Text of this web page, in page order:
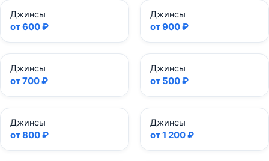
Джинсы
от 600 ₽
Джинсы
от 900 ₽
Джинсы
от 700 ₽
Джинсы
от 500 ₽
Джинсы
от 800 ₽
Джинсы
от 1 200 ₽